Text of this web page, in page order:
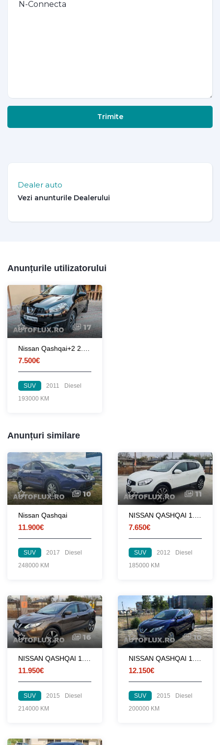
Trimite
Dealer auto
Anunțurile utilizatorului
17
7.500€
SUV 2011
Diesel
193000 KM
Anunțuri similare
10
Nissan Qashqai
11.900€
SUV 2017
Diesel
248000 KM
11
7.650€
SUV 2012
Diesel
185000 KM
16
11.950€
SUV 2015
Diesel
214000 KM
10
12.150€
SUV 2015
Diesel
200000 KM